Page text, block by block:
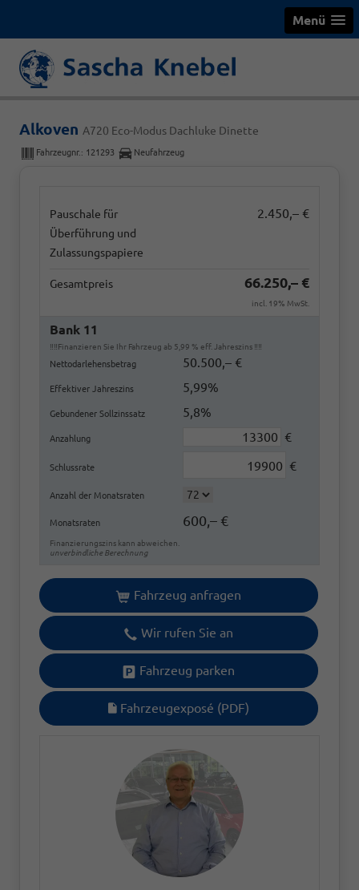
Menü
Alkoven A720 Eco-Modus Dachluke Dinette
Fahrzeugnr.: 121293 Neufahrzeug
Pauschale für
Überführung und
Zulassungspapiere
2.450,– €
Gesamtpreis 66.250,– €
incl. 19% MwSt.
Bank 11
‼️‼️Finanzieren Sie Ihr Fahrzeug ab 5,99 % eff. Jahreszins ‼️‼️
Nettodarlehensbetrag 50.500,– €
Effektiver Jahreszins 5,99%
Gebundener Sollzinssatz 5,8%
Anzahlung €
Schlussrate €
Anzahl der Monatsraten
Monatsraten 600,– €
Finanzierungszins kann abweichen.
unverbindliche Berechnung
Fahrzeug anfragen
Wir rufen Sie an
Fahrzeug parken
Fahrzeugexposé (PDF)